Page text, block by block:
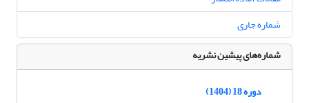
شماره جاری
شماره‌های پیشین نشریه
دوره 18 (1404)